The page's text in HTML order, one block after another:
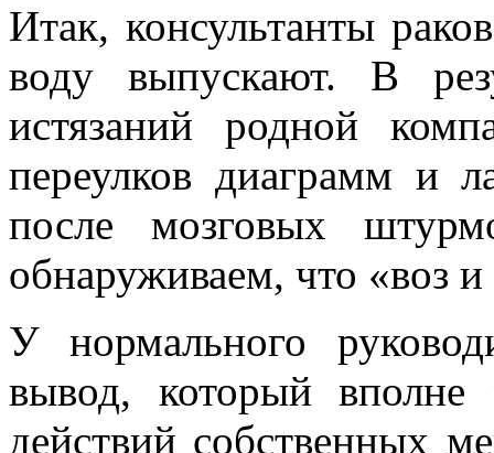
Итак, консультанты
воду выпускают. В
истязаний родной
переулков диаграмм и
после мозговых
обнаруживаем, что «воз
У нормального
вывод, который вполне
действий собственных